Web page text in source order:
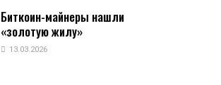
Биткоин-майнеры нашли
«золотую жилу»
13.03.2026